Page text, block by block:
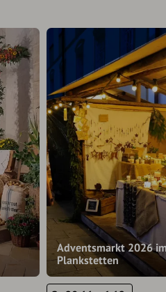
Adventsmarkt 2026
Plankstetten